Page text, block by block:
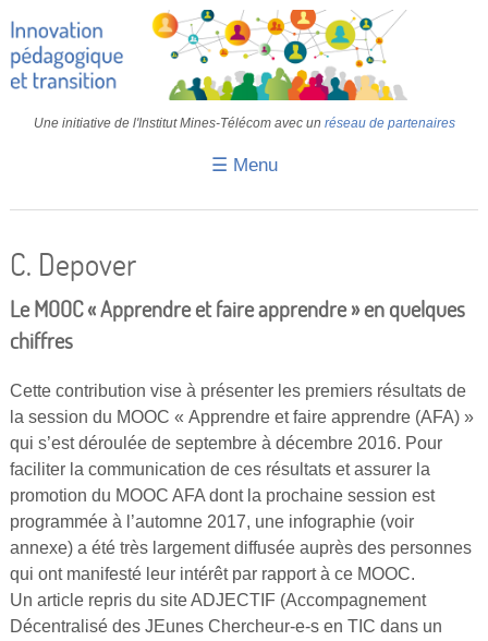
Une initiative de l'Institut Mines-Télécom avec un réseau de partenaires
☰ Menu
IMT
Colloques
Vidéos
S’inscrire
Se connecter
C. Depover
Le MOOC « Apprendre et faire apprendre » en quelques
chiffres
Cette contribution vise à présenter les premiers résultats de
la session du MOOC « Apprendre et faire apprendre (AFA) »
qui s’est déroulée de septembre à décembre 2016. Pour
faciliter la communication de ces résultats et assurer la
promotion du MOOC AFA dont la prochaine session est
programmée à l’automne 2017, une infographie (voir
annexe) a été très largement diffusée auprès des personnes
qui ont manifesté leur intérêt par rapport à ce MOOC.
Un article repris du site ADJECTIF (Accompagnement
Décentralisé des JEunes Chercheur-e-s en TIC dans un